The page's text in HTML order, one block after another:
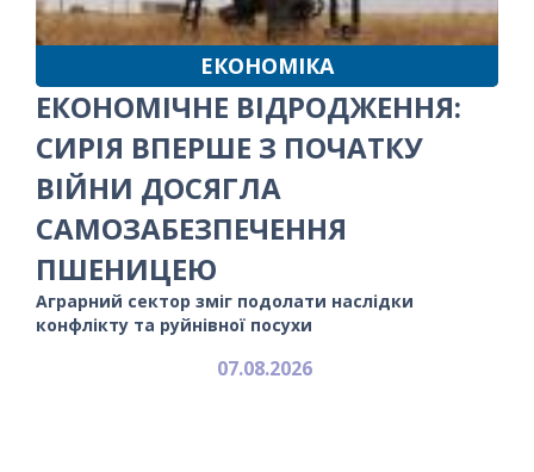
ЕКОНОМІКА
ЕКОНОМІЧНЕ ВІДРОДЖЕННЯ:
СИРІЯ ВПЕРШЕ З ПОЧАТКУ
ВІЙНИ ДОСЯГЛА
САМОЗАБЕЗПЕЧЕННЯ
ПШЕНИЦЕЮ
Аграрний сектор зміг подолати наслідки
конфлікту та руйнівної посухи
07.08.2026